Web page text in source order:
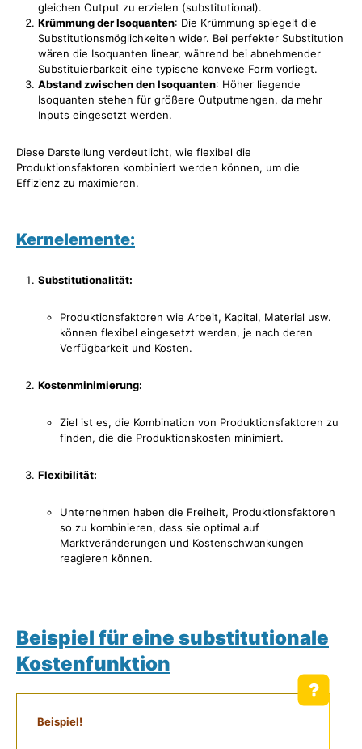
gleichen Output zu erzielen (substitutional).
Krümmung der Isoquanten: Die Krümmung spiegelt die
Substitutionsmöglichkeiten wider. Bei perfekter Substitution
wären die Isoquanten linear, während bei abnehmender
Substituierbarkeit eine typische konvexe Form vorliegt.
Abstand zwischen den Isoquanten: Höher liegende
Isoquanten stehen für größere Outputmengen, da mehr
Inputs eingesetzt werden.
Diese Darstellung verdeutlicht, wie flexibel die
Produktionsfaktoren kombiniert werden können, um die
Effizienz zu maximieren.
Kernelemente:
Substitutionalität:
Produktionsfaktoren wie Arbeit, Kapital, Material usw.
können flexibel eingesetzt werden, je nach deren
Verfügbarkeit und Kosten.
Kostenminimierung:
Ziel ist es, die Kombination von Produktionsfaktoren zu
finden, die die Produktionskosten minimiert.
Flexibilität:
Unternehmen haben die Freiheit, Produktionsfaktoren
so zu kombinieren, dass sie optimal auf
Marktveränderungen und Kostenschwankungen
reagieren können.
Beispiel für eine substitutionale
Kostenfunktion
Beispiel!